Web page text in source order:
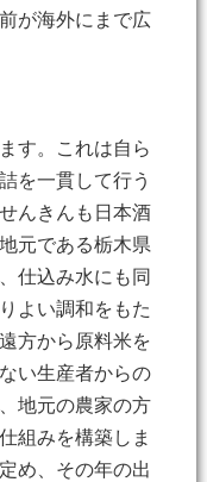
が海外にまで広
す。これは自ら
を一貫して行う
んきんも日本酒
元である栃木県
仕込み水にも同
よい調和をもた
方から原料米を
い生産者からの
地元の農家の方
組みを構築しま
め、その年の出